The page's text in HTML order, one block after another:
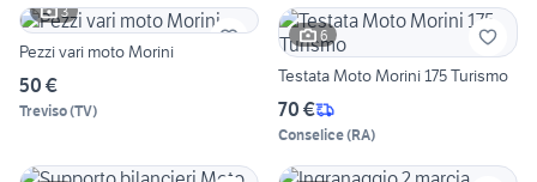
3
Pezzi vari moto Morini
50 €
Treviso(TV)
6
Testata Moto Morini 175 Turismo
70 €
Conselice(RA)